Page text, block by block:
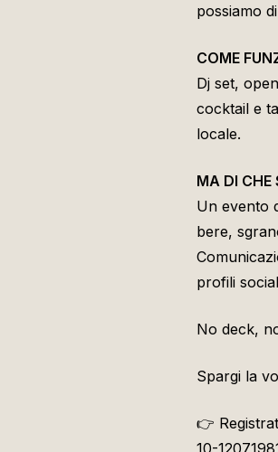
possiamo
COME
Dj set,
cocktail e
locale.
MA DI CHE
Un evento
bere,
profili
No deck,
Spargi la
👉
10-